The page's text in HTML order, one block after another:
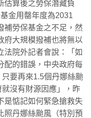
估算後之勞保潛藏負
金用罄年度為2031
補勞保基金之不足，然
府大規模撥補也將無以
法院外記者會說：「如
配的錯誤，中央政府每
要再來1.5個丹娜絲颱
沒有財源因應」，昨
是惦記如何緊急搶救失
照丹娜絲颱風（特別預